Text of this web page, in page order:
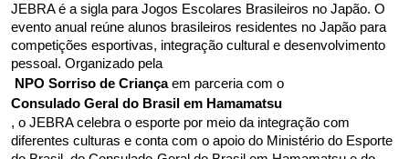
JEBRA é a sigla para Jogos Escolares Brasileiros no Japão. O
evento anual reúne alunos brasileiros residentes no Japão para
competições esportivas, integração cultural e desenvolvimento
pessoal. Organizado pela
NPO Sorriso de Criança em parceria com o
Consulado Geral do Brasil em Hamamatsu
, o JEBRA celebra o esporte por meio da integração com
diferentes culturas e conta com o apoio do Ministério do Esporte